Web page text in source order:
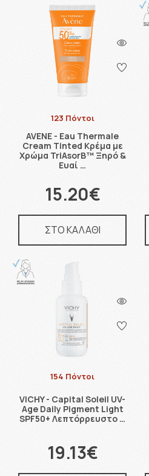
123 Πόντοι
AVENE - Eau Thermale
Cream Tinted Κρέμα με
Χρώμα TriAsorB™ Ξηρό &
Ευαί …
15.20€
ΣΤΟ ΚΑΛΑΘΙ
154 Πόντοι
VICHY - Capital Soleil UV-
Age Daily Pigment Light
SPF50+ Λεπτόρρευστο …
19.13€